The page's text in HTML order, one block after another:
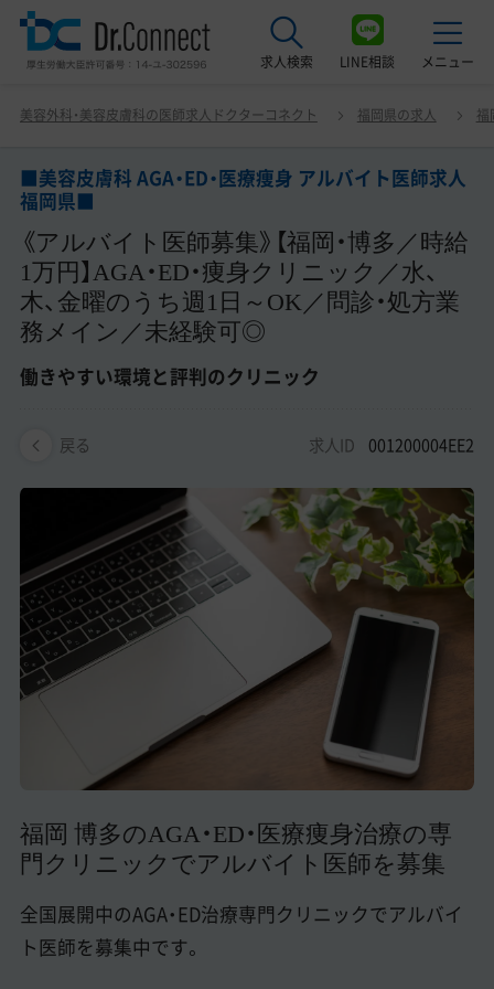
求人検索 LINE相談 メニュー
美容クリニック見学ご希望の方はこちら
サービス紹介
ドクターコネクトの強み
エージェント紹介
常勤求人一覧
非常勤・アルバイト求人一覧
美容医療医師の転職お役立ちコンテンツ
美容クリニック見学・研修情報
美容外科・美容皮膚科の医師転職体験談
美容クリニックインタビュー
美容医療の転職お役立ち記事
美容医療辞典
医師採用ご担当者様・その他問い合わせ
美容外科・美容皮膚科の医師求人ドクターコネクト 福岡県の求人 福
■美容皮膚科 AGA・ED・医療痩身 アルバイト医師求人
福岡県■
《アルバイト医師募集》【福岡・博多／時給
1万円】AGA・ED・痩身クリニック／水、
木、金曜のうち週1日～OK／問診・処方業
務メイン／未経験可◎
働きやすい環境と評判のクリニック
戻る 求人ID 001200004EE2
福岡 博多のAGA・ED・医療痩身治療の専
門クリニックでアルバイト医師を募集
全国展開中のAGA・ED治療専門クリニックでアルバイ
ト医師を募集中です。
■美容皮膚科 AGA・ED・医療痩身 アルバイト医師求人 福岡
県■ 《アルバイト医師募集》【福岡・博多／時給 1万円】
／問診・処方業務メイン／未経験可◎ 働きやすい環境と評
判のクリニック